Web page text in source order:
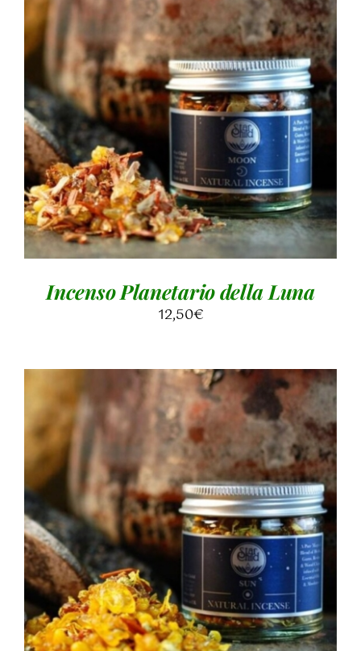
AGGIUNGI AL CARRELLO / DETTAGLI
Incenso Planetario della Luna
12,50€
AGGIUNGI AL CARRELLO / DETTAGLI